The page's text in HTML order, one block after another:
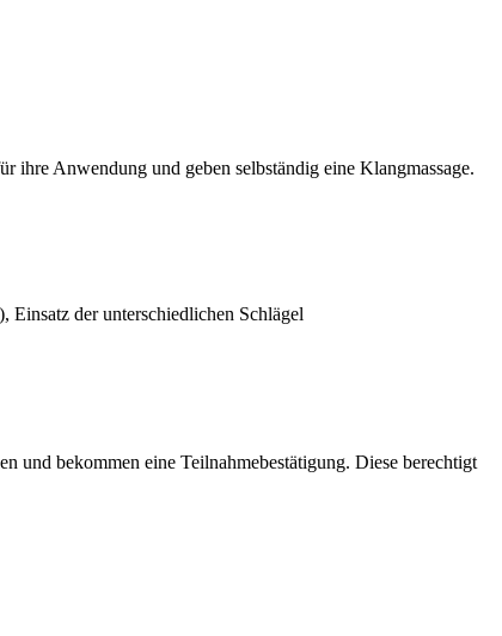
ihre Anwendung und geben selbständig eine Klangmassage.
Einsatz der unterschiedlichen Schlägel
und bekommen eine Teilnahmebestätigung. Diese berechtigt